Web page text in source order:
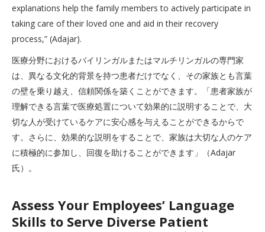
explanations help the family members to actively participate in
taking care of their loved one and aid in their recovery
process,” (Adajar).
医療分野におけるバイリンガルまたはマルチリンガルの専門家
は、異なる文化的背景を持つ患者だけでなく、その家族とも言葉
の壁を乗り越え、信頼関係を築くことができます。「患者家族が
理解できる言葉で医療処置について効果的に説明することで、大
切な人が受けているケアに安心感を与えることができるからで
す。さらに、効果的な説明をすることで、家族は大切な人のケア
に積極的に参加し、回復を助けることができます」（Adajar
氏）。
Assess Your Employees’ Language
Skills to Serve Diverse Patient